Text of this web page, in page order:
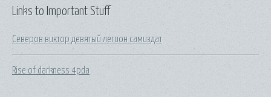
Links to Important Stuff
Северов виктор девятый легион самиздат
Rise of darkness 4pda